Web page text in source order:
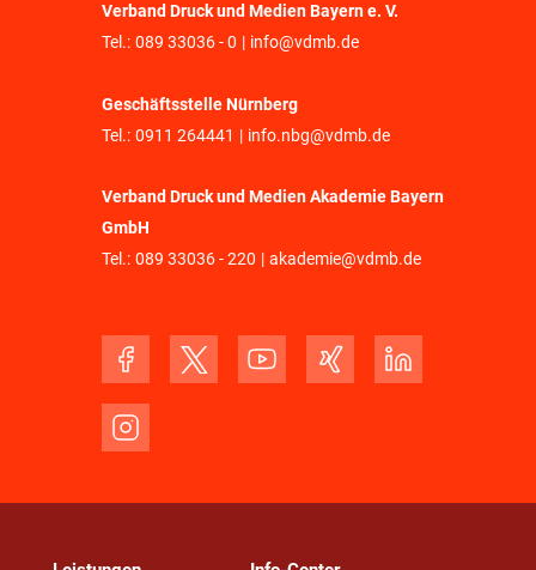
Verband Druck und Medien Bayern e. V.
Tel.: 089 33036 - 0 | info@vdmb.de
Geschäftsstelle Nürnberg
Tel.: 0911 264441 | info.nbg@vdmb.de
Verband Druck und Medien Akademie Bayern
GmbH
Tel.: 089 33036 - 220 | akademie@vdmb.de